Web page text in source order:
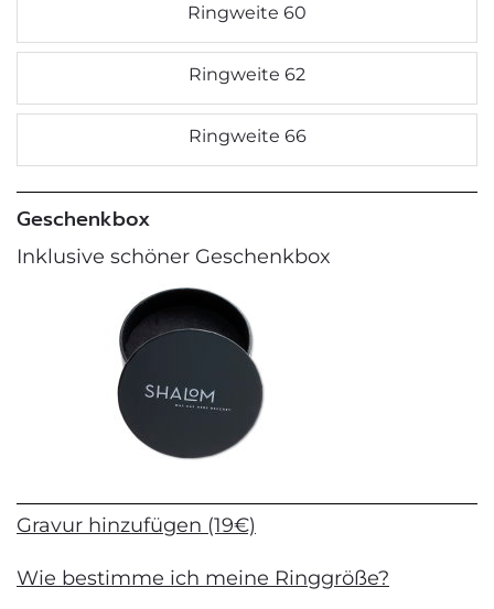
Ringweite 60
Ringweite 62
Ringweite 66
Geschenkbox
Inklusive schöner Geschenkbox
Gravur hinzufügen (19€)
Wie bestimme ich meine Ringgröße?